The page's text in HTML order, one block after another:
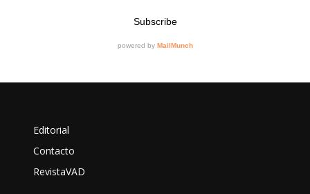
Editorial
Contacto
RevistaVAD